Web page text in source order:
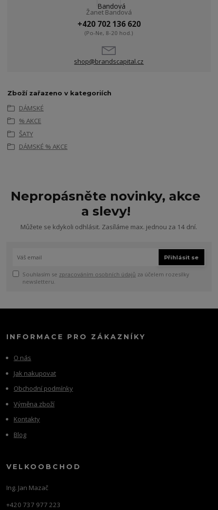
Žanet Bandová
+420 702 136 620
(Po-Ne, 8-20 hod.)
shop@brandscapital.cz
Zboží zařazeno v kategoriích
DÁMSKÉ
% AKCE
ŠATY
DÁMSKÉ % AKCE
Nepropásněte novinky, akce
a slevy!
Můžete se kdykoli odhlásit. Zasíláme max. jednou za 14 dní.
Přihlásit se
Souhlasím se zpracováním osobních údajů za účelem rozesílky
newsletteru.
INFORMACE PRO ZÁKAZNÍKY
O nás
Jak nakupovat
Obchodní podmínky
Výměna zboží
Kontakty
Blog
VELKOOBCHOD
Ing. Jan Mazač
+420 737 977 223